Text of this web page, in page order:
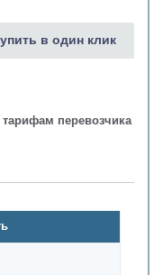
перевозчика
в один клик